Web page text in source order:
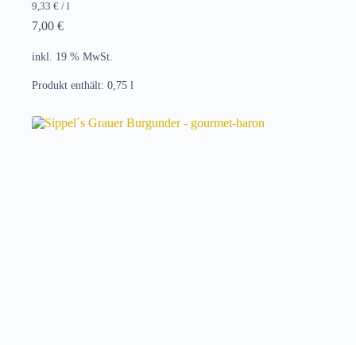
9,33 € / l
7,00 €
inkl. 19 % MwSt.
Produkt enthält: 0,75 l